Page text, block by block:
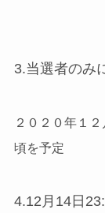
3.当選者のみ
２０２０年１
頃を予定
4.12月14日